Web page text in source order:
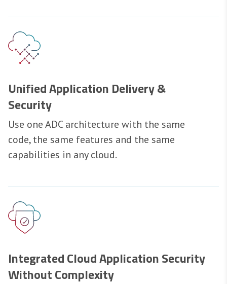
Unified Application Delivery &
Security
Use one ADC architecture with the same
code, the same features and the same
capabilities in any cloud.
Integrated Cloud Application Security
Without Complexity